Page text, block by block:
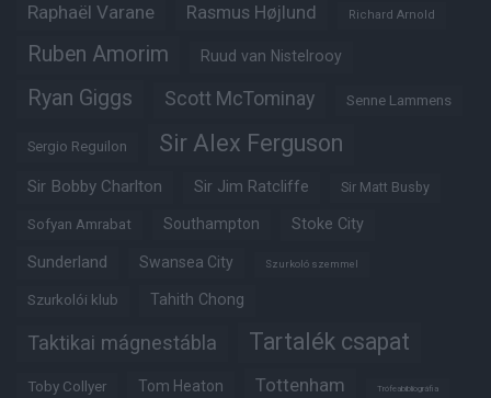
Raphaël Varane Rasmus Højlund Richard Arnold
Ruben Amorim Ruud van Nistelrooy
Ryan Giggs Scott McTominay Senne Lammens
Sergio Reguilon Sir Alex Ferguson
Sir Bobby Charlton Sir Jim Ratcliffe Sir Matt Busby
Sofyan Amrabat Southampton Stoke City
Sunderland Swansea City Szurkoló szemmel
Szurkolói klub Tahith Chong
Taktikai mágnestábla Tartalék csapat
Toby Collyer Tom Heaton Tottenham Trófeabibliográfia